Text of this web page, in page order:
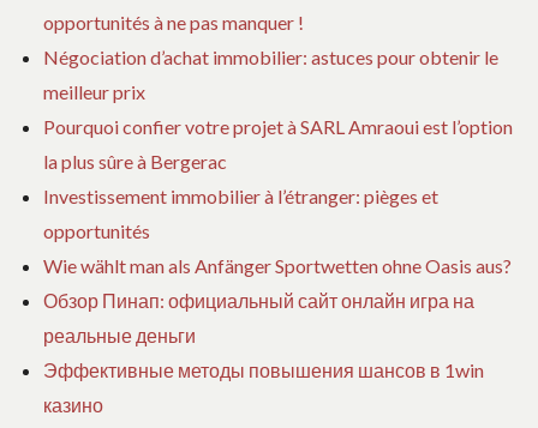
l
e
opportunités à ne pas manquer !
Négociation d’achat immobilier: astuces pour obtenir le
meilleur prix
Pourquoi confier votre projet à SARL Amraoui est l’option
la plus sûre à Bergerac
Investissement immobilier à l’étranger: pièges et
opportunités
Wie wählt man als Anfänger Sportwetten ohne Oasis aus?
Обзор Пинап: официальный сайт онлайн игра на
реальные деньги
Эффективные методы повышения шансов в 1win
казино